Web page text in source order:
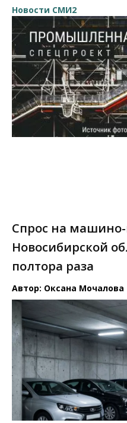
Новости СМИ2
Спрос на машино-
Новосибирской
полтора раза
Автор: Оксана Мочалова